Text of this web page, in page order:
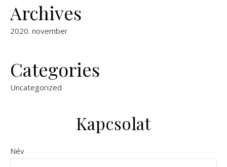
Archives
2020. november
Categories
Uncategorized
Kapcsolat
Név